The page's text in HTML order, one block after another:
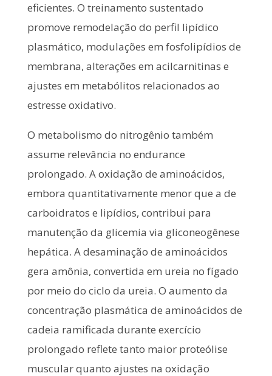
eficientes. O treinamento sustentado
promove remodelação do perfil lipídico
plasmático, modulações em fosfolipídios de
membrana, alterações em acilcarnitinas e
ajustes em metabólitos relacionados ao
estresse oxidativo.
O metabolismo do nitrogênio também
assume relevância no endurance
prolongado. A oxidação de aminoácidos,
embora quantitativamente menor que a de
carboidratos e lipídios, contribui para
manutenção da glicemia via gliconeogênese
hepática. A desaminação de aminoácidos
gera amônia, convertida em ureia no fígado
por meio do ciclo da ureia. O aumento da
concentração plasmática de aminoácidos de
cadeia ramificada durante exercício
prolongado reflete tanto maior proteólise
muscular quanto ajustes na oxidação